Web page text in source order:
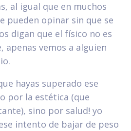
al igual que en muchos
pueden opinar sin que se
digan que el físico no es
vemos a alguien
hayas superado ese
por la estética (que
sino por salud! yo
intento de bajar de peso